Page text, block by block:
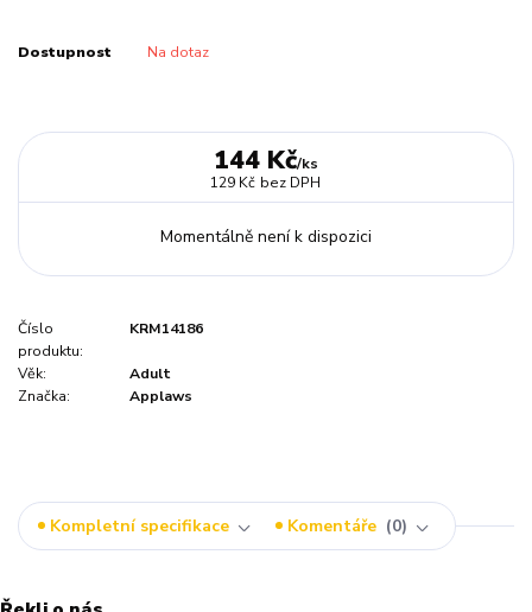
Dostupnost Na dotaz
144 Kč/ks
129 Kč bez DPH
Momentálně není k dispozici
Číslo
produktu:
KRM14186
Věk:
Adult
Značka:
Applaws
Kompletní specifikace Komentáře 0